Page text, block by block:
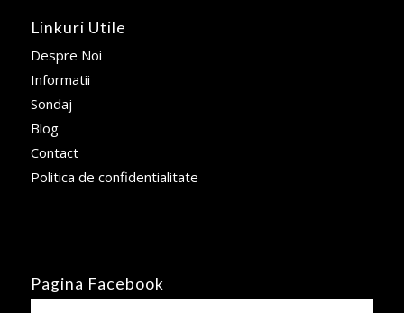
Linkuri Utile
Despre Noi
Informatii
Sondaj
Blog
Contact
Politica de confidentialitate
Pagina Facebook